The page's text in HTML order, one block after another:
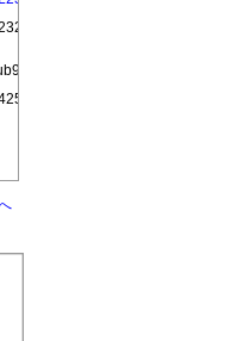
全結線ストレートケーブル(オス
ｵｽ/ｲﾝﾁ) ― Dsub9P(ｵｽ/ｲﾝﾁ)
円(税込)